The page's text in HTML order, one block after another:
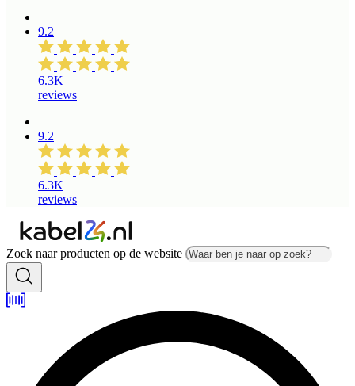
9.2
6.3K
reviews
9.2
6.3K
reviews
Zoek naar producten op de website